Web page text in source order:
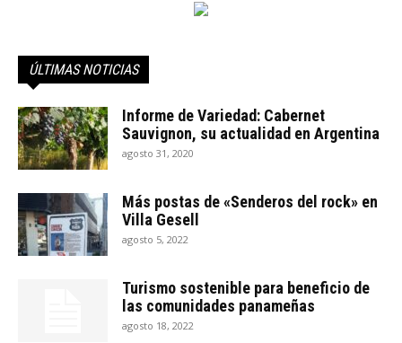
ÚLTIMAS NOTICIAS
Informe de Variedad: Cabernet
Sauvignon, su actualidad en Argentina
agosto 31, 2020
Más postas de «Senderos del rock» en
Villa Gesell
agosto 5, 2022
Turismo sostenible para beneficio de
las comunidades panameñas
agosto 18, 2022